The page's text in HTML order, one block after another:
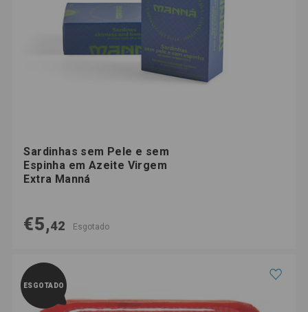
Sardinhas sem Pele e sem
Espinha em Azeite Virgem
Extra Manná
€5,42 Esgotado
ESGOTADO